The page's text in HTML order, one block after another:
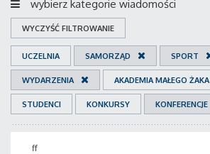
wybierz kategorie wiadomości
WYCZYŚĆ FILTROWANIE
UCZELNIA SAMORZĄD SPORT
WYDARZENIA AKADEMIA MAŁEGO ŻAKA
STUDENCI KONKURSY KONFERENCJE
ff